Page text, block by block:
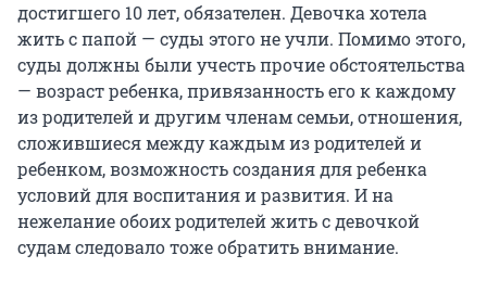
достигшего 10 лет, обязателен. Девочка хотела
жить с папой — суды этого не учли. Помимо этого,
суды должны были учесть прочие обстоятельства
— возраст ребенка, привязанность его к каждому
из родителей и другим членам семьи, отношения,
сложившиеся между каждым из родителей и
ребенком, возможность создания для ребенка
условий для воспитания и развития. И на
нежелание обоих родителей жить с девочкой
судам следовало тоже обратить внимание.